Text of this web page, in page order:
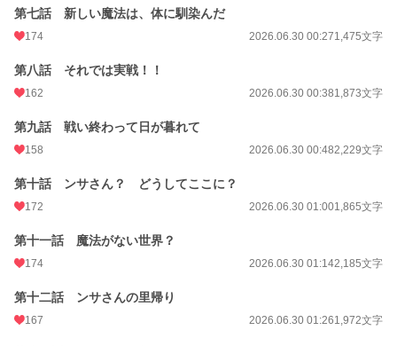
月間ポイント 52,783 pt (828 位)
年間ポイント
累計ポイント 89,559 pt (32,334 位)
第七話 新しい魔法は、体に馴染んだ
174 2026.06.30 00:271,475文字
第八話 それでは実戦！！
162 2026.06.30 00:381,873文字
第九話 戦い終わって日が暮れて
158 2026.06.30 00:482,229文字
第十話 ンサさん？ どうしてここに？
172 2026.06.30 01:001,865文字
第十一話 魔法がない世界？
174 2026.06.30 01:142,185文字
第十二話 ンサさんの里帰り
167 2026.06.30 01:261,972文字